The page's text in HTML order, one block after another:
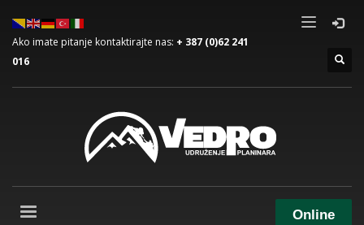
Ako imate pitanje kontaktirajte nas: + 387 (0)62 241
016
Online